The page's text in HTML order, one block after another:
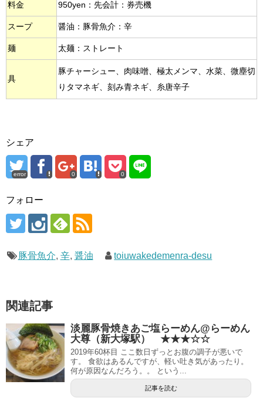
料金 950yen：先会計：券売機
スープ 醤油：豚骨魚介：辛
麺 太麺：ストレート
具
豚チャーシュー、肉味噌、極太メンマ、水菜、微塵切
りタマネギ、刻み青ネギ、糸唐辛子
シェア
error 0 0
フォロー
豚骨魚介, 辛, 醤油 toiuwakedemenra-desu
関連記事
淡麗豚骨焼きあご塩らーめん@らーめん
大尊（新大塚駅） ★★★☆☆
2019年60杯目 ここ数日ずっとお腹の調子が悪いで
す。 食欲はあるんですが、軽い吐き気があったり。
何が原因なんだろう。。 という...
記事を読む